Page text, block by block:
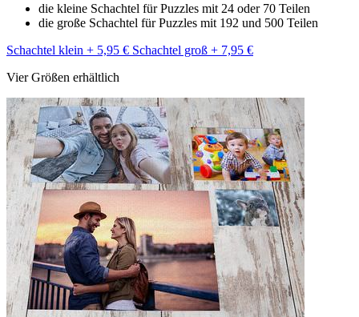
die kleine Schachtel für Puzzles mit 24 oder 70 Teilen
die große Schachtel für Puzzles mit 192 und 500 Teilen
Schachtel klein + 5,95 € Schachtel groß + 7,95 €
Vier Größen erhältlich